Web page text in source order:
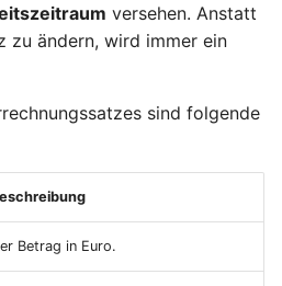
versehen. Anstatt
zu ändern, wird immer ein
sind folgende
Betrag in Euro.